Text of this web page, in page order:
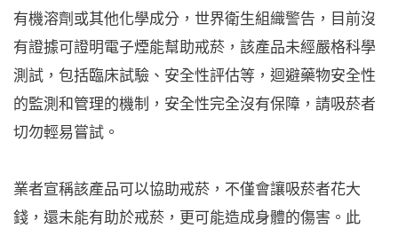
有機溶劑或其他化學成分，世界衛生組織警告，目前沒
有證據可證明電子煙能幫助戒菸，該產品未經嚴格科學
測試，包括臨床試驗、安全性評估等，迴避藥物安全性
的監測和管理的機制，安全性完全沒有保障，請吸菸者
切勿輕易嘗試。
業者宣稱該產品可以協助戒菸，不僅會讓吸菸者花大
錢，還未能有助於戒菸，更可能造成身體的傷害。此